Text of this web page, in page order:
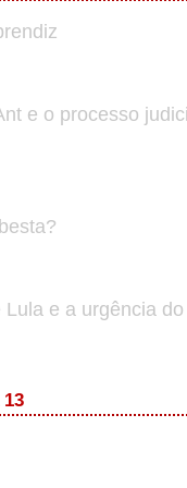
e o processo
Lula e a urgência